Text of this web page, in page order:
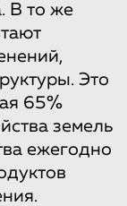
В то же
Это
65%
земель
ежегодно